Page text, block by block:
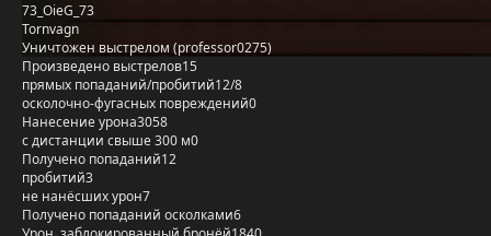
73_OieG_73
Tornvagn
Уничтожен выстрелом (professor0275)
Произведено выстрелов15
прямых попаданий/пробитий12/8
осколочно-фугасных повреждений0
Нанесение урона3058
с дистанции свыше 300 м0
Получено попаданий12
пробитий3
не нанёсших урон7
Получено попаданий осколками6